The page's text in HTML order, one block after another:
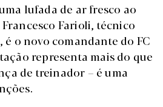
lufada de ar fresco ao
Farioli, técnico
o novo comandante do FC
representa mais do que
de treinador – é uma